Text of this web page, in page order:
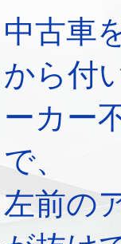
中古車
から付
ーカー
で、
左前の